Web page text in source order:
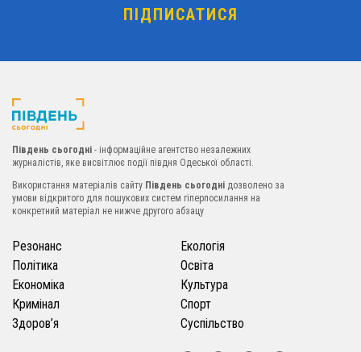
Південь сьогодні - інформаційне агентство незалежних
журналістів, яке висвітлює події півдня Одеської області.
Використання матеріалів сайту Південь сьогодні дозволено за
умови відкритого для пошукових систем гіперпосилання на
конкретний матеріал не нижче другого абзацу
Резонанс
Політика
Економіка
Кримінал
Здоров’я
Екологія
Освіта
Культура
Спорт
Суспільство